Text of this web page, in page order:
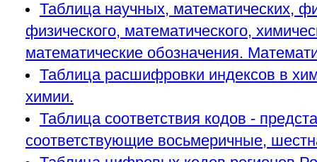
Таблица научных, математических,
физического, математического,
математические обозначения.
Таблица расшифровки индексов в
химии.
Таблица соответствия кодов -
соответствующие восьмеричные,